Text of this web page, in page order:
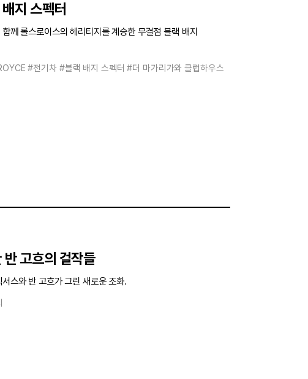
지 스펙터
께 롤스로이스의 헤리티지를 계승한 무결점 블랙 배지
#전기차 #블랙 배지 스펙터 #더 마가리가와 클럽하우스
반 고흐의 걸작들
스와 반 고흐가 그린 새로운 조화.